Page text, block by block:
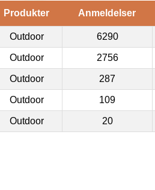
Produkter Anmeldelser
Outdoor 6290
Outdoor 2756
Outdoor 287
Outdoor 109
Outdoor 20